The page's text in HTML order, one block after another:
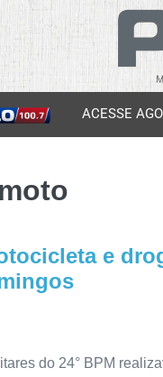
ACESSE
e
do 24° BPM